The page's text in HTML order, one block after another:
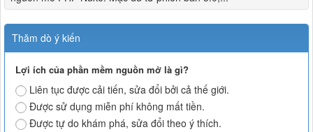
Thăm dò ý kiến
Lợi ích của phần mềm nguồn mở là gì?
Liên tục được cải tiến, sửa đổi bởi cả thế giới.
Được sử dụng miễn phí không mất tiền.
Được tự do khám phá, sửa đổi theo ý thích.